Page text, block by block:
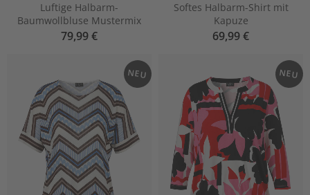
Luftige Halbarm-
Baumwollbluse Mustermix
79,99 €
Softes Halbarm-Shirt mit
Kapuze
69,99 €
NEU NEU